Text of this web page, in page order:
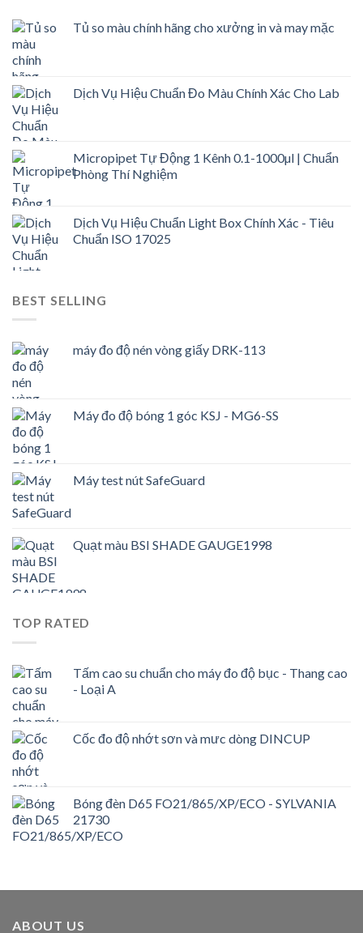
Tủ so màu chính hãng cho xưởng in và may mặc
Dịch Vụ Hiệu Chuẩn Đo Màu Chính Xác Cho Lab
Micropipet Tự Động 1 Kênh 0.1-1000µl | Chuẩn
Phòng Thí Nghiệm
Dịch Vụ Hiệu Chuẩn Light Box Chính Xác - Tiêu
Chuẩn ISO 17025
BEST SELLING
máy đo độ nén vòng giấy DRK-113
Máy đo độ bóng 1 góc KSJ - MG6-SS
Máy test nút SafeGuard
Quạt màu BSI SHADE GAUGE1998
TOP RATED
Tấm cao su chuẩn cho máy đo độ bục - Thang cao
- Loại A
Cốc đo độ nhớt sơn và mưc dòng DINCUP
Bóng đèn D65 FO21/865/XP/ECO - SYLVANIA
21730
ABOUT US